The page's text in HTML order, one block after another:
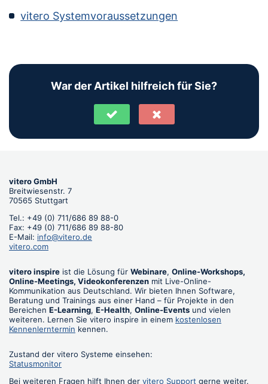
vitero Systemvoraussetzungen
War der Artikel hilfreich für Sie?
vitero GmbH
Breitwiesenstr. 7
70565 Stuttgart
Tel.: +49 (0) 711/686 89 88-0
Fax: +49 (0) 711/686 89 88-80
E-Mail: info@vitero.de
vitero.com
vitero inspire ist die Lösung für Webinare, Online-Workshops,
Online-Meetings, Videokonferenzen mit Live-Online-
Kommunikation aus Deutschland. Wir bieten Ihnen Software,
Beratung und Trainings aus einer Hand – für Projekte in den
Bereichen E-Learning, E-Health, Online-Events und vielen
weiteren. Lernen Sie vitero inspire in einem kostenlosen
Kennenlerntermin kennen.
Zustand der vitero Systeme einsehen:
Statusmonitor
Bei weiteren Fragen hilft Ihnen der vitero Support gerne weiter.